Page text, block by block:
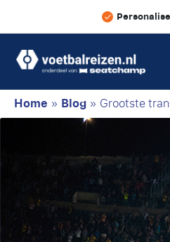
Home » Blog » Grootste